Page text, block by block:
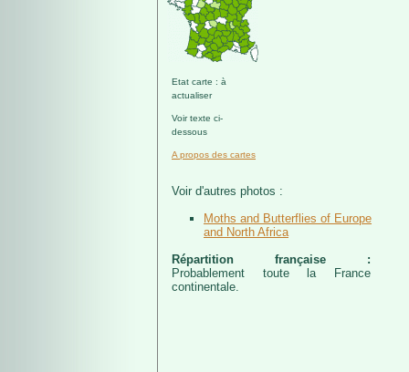
Etat carte : à
actualiser
Voir texte ci-
dessous
A propos des cartes
Voir d'autres photos :
Moths and Butterflies of Europe
and North Africa
Répartition française :
Probablement toute la France
continentale.